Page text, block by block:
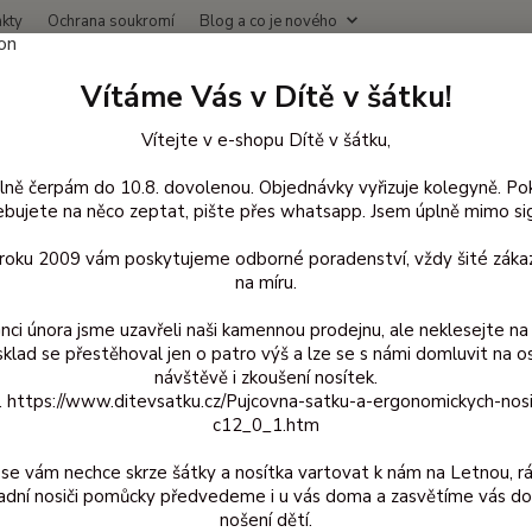
Ochrana soukromí Blog a co je nového
Hledat
oblečení pro děti Punčocháče bavlna 62/68 Iobio
punčocháče - Bílé s tenkým
Vítáme Vás v Dítě v šátku!
Vítejte v e-shopu Dítě v šátku,
čerpám do 10.8. dovolenou. Objednávky vyřizuje kolegyně.
na něco zeptat, pište přes whatsapp. Jsem úplně mimo
2009 vám poskytujeme odborné poradenství, vždy šité
na míru.
února jsme uzavřeli naši kamennou prodejnu, ale neklesejte
se přestěhoval jen o patro výš a lze se s námi domluvit na
návštěvě i zkoušení nosítek.
https://www.ditevsatku.cz/Pujcovna-satku-a-ergonomickych-
c12_0_1.htm
vám nechce skrze šátky a nosítka vartovat k nám na Letnou,
nosiči pomůcky předvedeme i u vás doma a zasvětíme vás
nošení dětí.